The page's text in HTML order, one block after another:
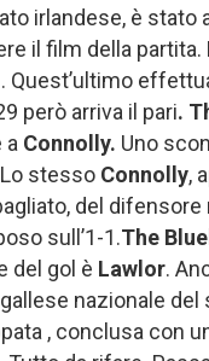
irlandese, è stato
il film della
. Quest’ultimo
però arriva il pari.
a Connolly. Uno
stesso Connolly,
del difensore
sull’1-1.The
del gol è Lawlor.
nazionale del
, conclusa con